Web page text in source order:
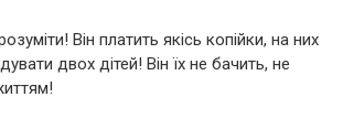
Він платить якісь копійки, на них
двох дітей! Він їх не бачить, не